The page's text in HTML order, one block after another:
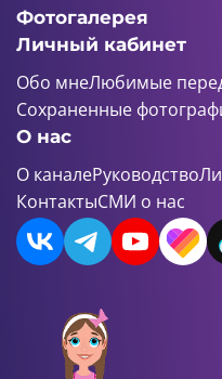
Фотогалерея
Личный кабинет
Обо мнеЛюбимые
Сохраненные
О нас
О каналеРуководство
КонтактыСМИ о нас